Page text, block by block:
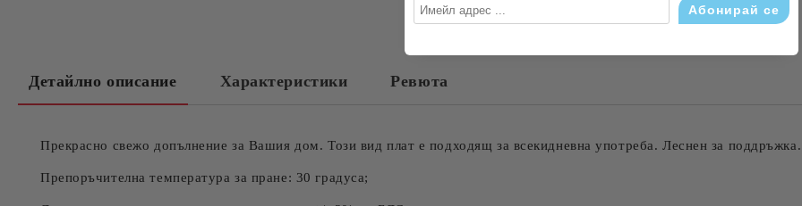
Детайлно описание Характеристики Ревюта
Прекрасно свежо допълнение за Вашия дом. Този вид плат е подходящ за всекидневна употреба. Леснен за поддръжка.
Препоръчителна температура за пране: 30 градуса;